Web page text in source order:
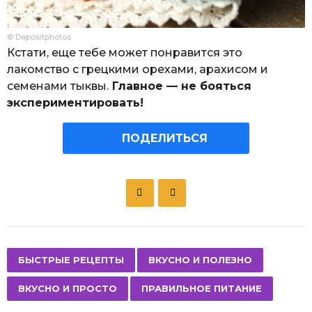
© Depositphotos
Кстати, еще тебе может понравится это
лакомство с грецкими орехами, арахисом и
семенами тыквы. Главное — не бояться
экспериментировать!
ПОДЕЛИТЬСЯ
a
g
БЫСТРЫЕ РЕЦЕПТЫ ВКУСНО И ПОЛЕЗНО
ВКУСНО И ПРОСТО ПРАВИЛЬНОЕ ПИТАНИЕ